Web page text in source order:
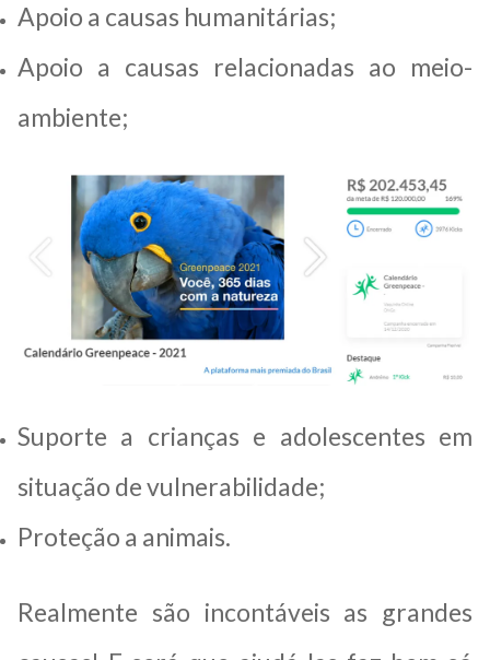
Apoio a causas humanitárias;
Apoio a causas relacionadas ao meio-
ambiente;
Suporte a crianças e adolescentes em
situação de vulnerabilidade;
Proteção a animais.
Realmente são incontáveis as grandes